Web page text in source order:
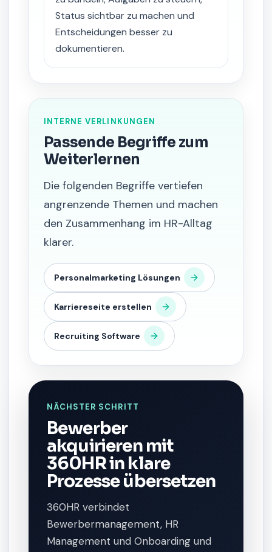
Status sichtbar zu machen und
Entscheidungen besser zu
dokumentieren.
INTERNE VERLINKUNGEN
Passende Begriffe zum
Weiterlernen
Die folgenden Begriffe vertiefen
angrenzende Themen und machen
den Zusammenhang im HR-Alltag
klarer.
Personalmarketing Lösungen
Karriereseite erstellen
Recruiting Software
NÄCHSTER SCHRITT
Bewerber
akquirieren mit
360HR in klare
Prozesse übersetzen
360HR verbindet
Bewerbermanagement, HR
Management und Onboarding und